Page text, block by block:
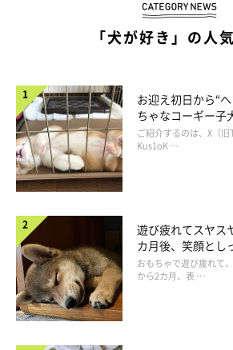
かぼちゃんに負けないくらい可愛いでしょ
「犬が好き」の人
お迎え初日から“
ちゃなコーギー
コ“コーギースマイ
長！
ご紹介するのは、X（
Kus1oK …
遊び疲れてスヤ
カ月後、笑顔とし
成長！
おもちゃで遊び疲れて
から2カ月、表 …